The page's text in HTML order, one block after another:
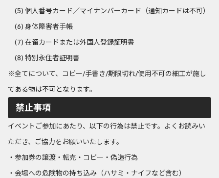
(5) 個人番号カード／マイナンバーカード（通知カードは不可）
(6) 身体障害者手帳
(7) 在留カードまたは外国人登録証明書
(8) 特別永住者証明書
※全てについて、コピー/手書き/期限切れ/使用不可の細工が施し
てある物は不可となります。
禁止事項
イベントご参加にあたり、以下の行為は禁止です。よくお読みい
ただき、ご協力をお願いいたします。
・参加券の譲渡・転売・コピー・偽造行為
・会場への危険物の持ち込み（ハサミ・ナイフなど含む）